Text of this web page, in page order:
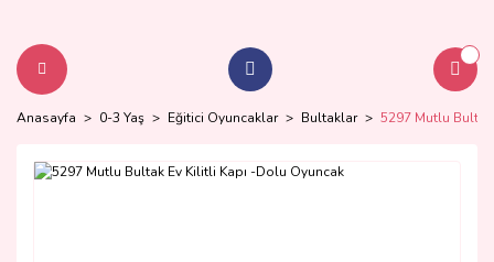
Anasayfa 0-3 Yaş Eğitici Oyuncaklar Bultaklar 5297 Mutlu